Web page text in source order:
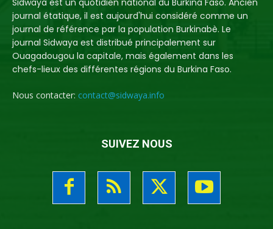
Sidwaya est un quotidien national du Burkina Faso. Ancien
journal étatique, il est aujourd'hui considéré comme un
journal de référence par la population Burkinabè. Le
journal Sidwaya est distribué principalement sur
Ouagadougou la capitale, mais également dans les
chefs-lieux des différentes régions du Burkina Faso.
Nous contacter: contact@sidwaya.info
SUIVEZ NOUS